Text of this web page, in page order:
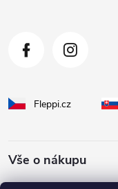
Fleppi.cz
Vše o nákupu